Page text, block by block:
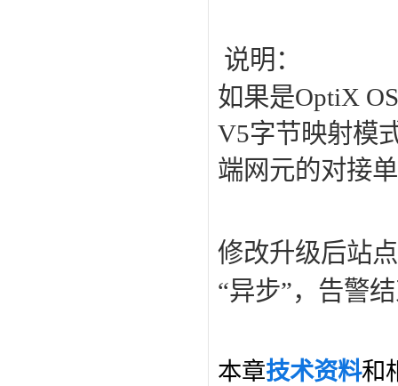
说明：
如果是OptiX
V5字节映射模
端网元的对接
修改升级后站
“异步”，告警
本章技术资料和